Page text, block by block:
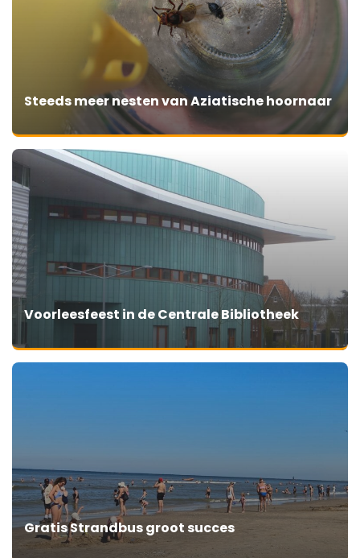
Steeds meer nesten van Aziatische hoornaar
Voorleesfeest in de Centrale Bibliotheek
Gratis Strandbus groot succes